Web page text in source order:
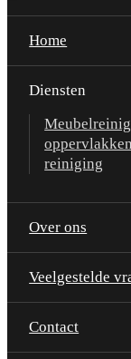
Home
Diensten
reiniging
Over ons
Veelgestelde
Contact